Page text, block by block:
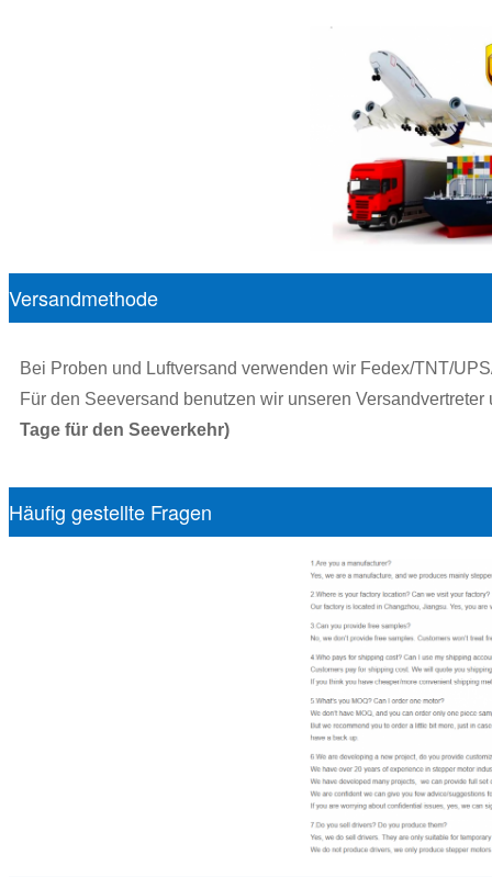
Versandmethode
Bei Proben und Luftversand verwenden wir Fedex/TNT/
Für den Seeversand benutzen wir unseren
Tage für den Seeverkehr)
Häufig gestellte Fragen